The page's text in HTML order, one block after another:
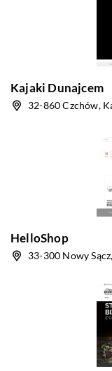
Kajaki Dunajcem
32-860 Czchów,
HelloShop
33-300 Nowy